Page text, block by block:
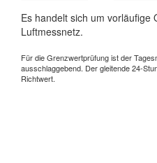
Es handelt sich um vorläufige
Luftmessnetz.
Für die Grenzwertprüfung ist der
ausschlaggebend. Der gleitende 24-
Richtwert.